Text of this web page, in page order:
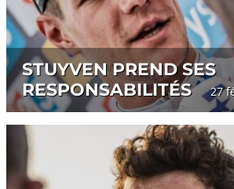
STUYVEN PREND SES
RESPONSABILITÉS
27